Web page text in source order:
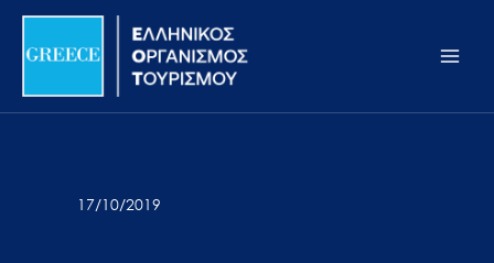
Σημείωση:
ιστότοπος
προσβασιμότητας.
Μετάβαση
περιεχόμενο
17/10/2019